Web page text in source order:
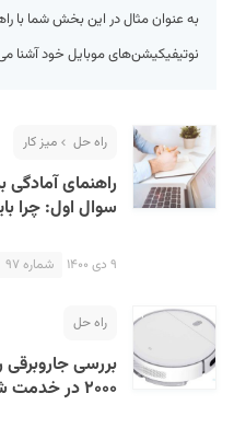
به عنوان مثال در این بخش شما با
نوتیفیکیشن‌های موبایل خود آشنا
راه حل میز کار
راهنمای
سوال اول: چرا
۹ دی ۱۴۰۰ شماره ۹۷
راه حل
۲۰۰۰ در خدمت شما*